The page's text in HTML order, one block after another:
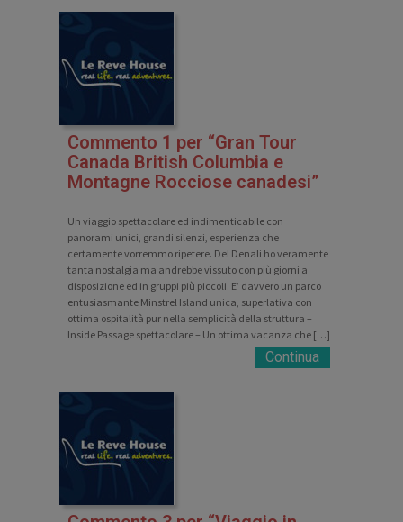
Commento 1 per “Gran Tour
Canada British Columbia e
Montagne Rocciose canadesi”
Un viaggio spettacolare ed indimenticabile con
panorami unici, grandi silenzi, esperienza che
certamente vorremmo ripetere. Del Denali ho veramente
tanta nostalgia ma andrebbe vissuto con più giorni a
disposizione ed in gruppi più piccoli. E’ davvero un parco
entusiasmante Minstrel Island unica, superlativa con
ottima ospitalità pur nella semplicità della struttura –
Inside Passage spettacolare – Un ottima vacanza che […]
Continua